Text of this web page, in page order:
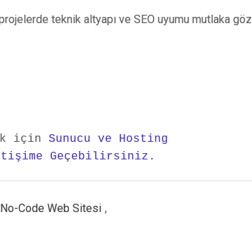
teknik altyapı ve SEO uyumu mutlaka göz
için Sunucu ve Hosting
Geçebilirsiniz.
No-Code Web Sitesi ,